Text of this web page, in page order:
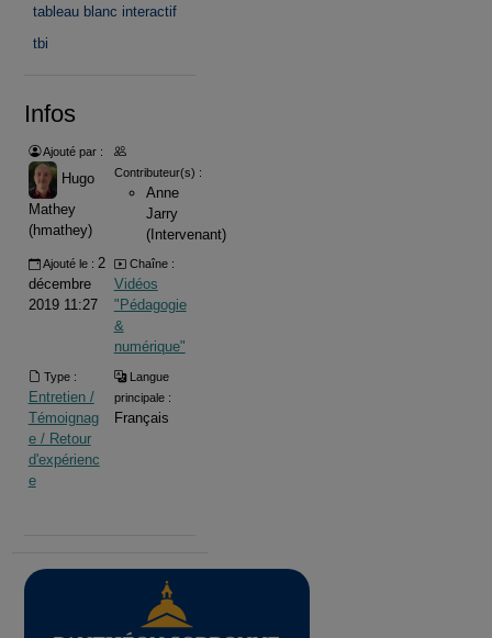
tableau blanc interactif
tbi
Infos
Ajouté par :
Hugo
Mathey
(hmathey)
Contributeur(s) :
Anne
Jarry
(Intervenant)
Ajouté le : 2
décembre
2019 11:27
Chaîne :
Vidéos
"Pédagogie
&
numérique"
Type :
Entretien /
Témoignag
e / Retour
d'expérienc
e
Langue
principale :
Français